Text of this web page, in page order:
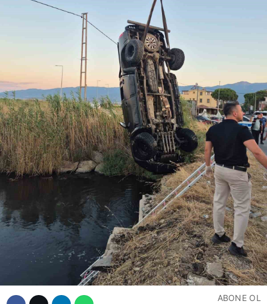
ABONE OL